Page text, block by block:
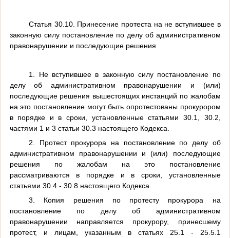
Статья 30.10. Принесение протеста на не вступившее в
законную силу постановление по делу об административном
правонарушении и последующие решения
1. Не вступившее в законную силу постановление по
делу об административном правонарушении и (или)
последующие решения вышестоящих инстанций по жалобам
на это постановление могут быть опротестованы прокурором
в порядке и в сроки, установленные статьями 30.1, 30.2,
частями 1 и 3 статьи 30.3 настоящего Кодекса.
2. Протест прокурора на постановление по делу об
административном правонарушении и (или) последующие
решения по жалобам на это постановление
рассматриваются в порядке и в сроки, установленные
статьями 30.4 - 30.8 настоящего Кодекса.
3. Копия решения по протесту прокурора на
постановление по делу об административном
правонарушении направляется прокурору, принесшему
протест, и лицам, указанным в статьях 25.1 - 25.5.1